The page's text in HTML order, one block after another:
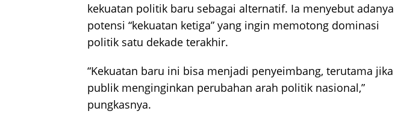
kekuatan politik baru sebagai alternatif. Ia menyebut adanya
potensi “kekuatan ketiga” yang ingin memotong dominasi
politik satu dekade terakhir.
“Kekuatan baru ini bisa menjadi penyeimbang, terutama jika
publik menginginkan perubahan arah politik nasional,”
pungkasnya.